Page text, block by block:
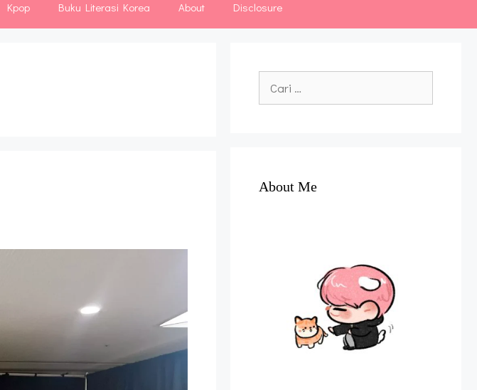
Kpop Buku Literasi Korea About Disclosure
untuk:
About Me